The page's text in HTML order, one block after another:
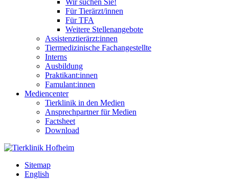
Wir suchen Sie!
Für Tierärzt/innen
Für TFA
Weitere Stellenangebote
Assistenztierärzt:innen
Tiermedizinische Fachangestellte
Interns
Ausbildung
Praktikant:innen
Famulant:innen
Mediencenter
Tierklinik in den Medien
Ansprechpartner für Medien
Factsheet
Download
Sitemap
English